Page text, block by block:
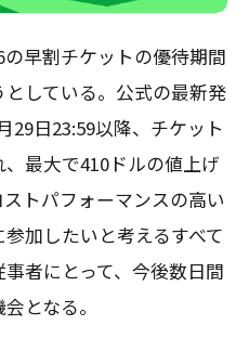
早割チケットの優待期間
している。公式の最新発
29日23:59以降、チケット
最大で410ドルの値上げ
トパフォーマンスの高い
加したいと考えるすべて
者にとって、今後数日間
となる。